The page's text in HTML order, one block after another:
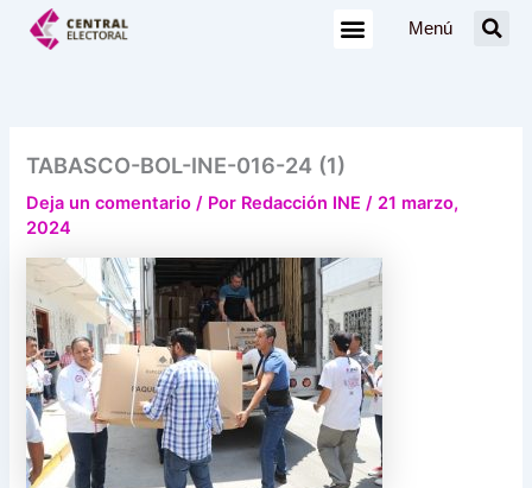
Menú
TABASCO-BOL-INE-016-24 (1)
Deja un comentario / Por Redacción INE/ 21 marzo,
2024